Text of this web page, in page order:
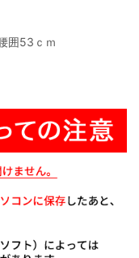
53ｃｍ